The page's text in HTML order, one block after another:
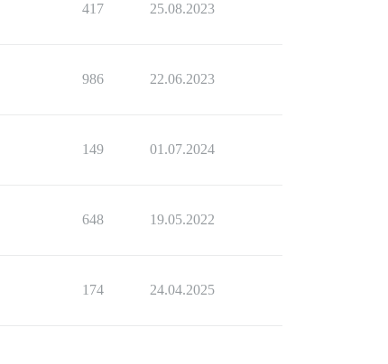
417 25.08.2023
986 22.06.2023
149 01.07.2024
648 19.05.2022
174 24.04.2025